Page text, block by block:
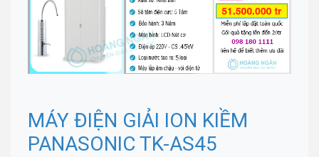
MÁY ĐIỆN GIẢI ION KIỀM
PANASONIC TK-AS45